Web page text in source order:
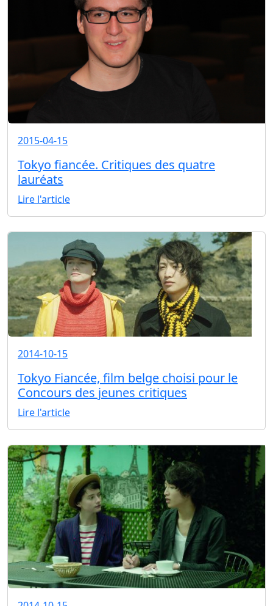
2015-04-15
Tokyo fiancée. Critiques des quatre
lauréats
Lire l'article
2014-10-15
Tokyo Fiancée, film belge choisi pour le
Concours des jeunes critiques
Lire l'article